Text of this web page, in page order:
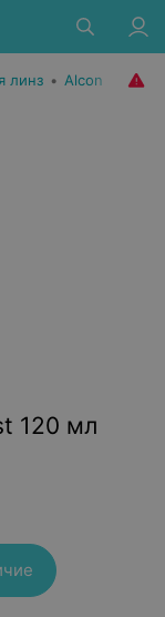
линз • Alcon
120 мл